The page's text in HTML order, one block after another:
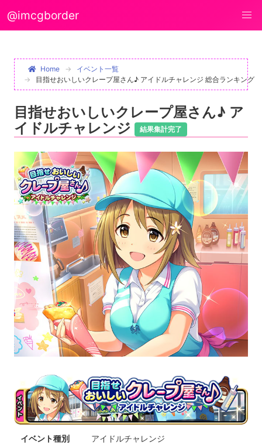
@imcgborder
Home
イベント一覧
目指せおいしいクレープ屋さん♪ アイドルチャレンジ 総合ランキング
目指せおいしいクレープ屋さん♪ ア
イドルチャレンジ
結果集計完了
イベント種別 アイドルチャレンジ